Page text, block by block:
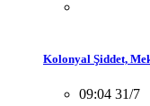
Kolonyal Şiddet,
09:04 31/7